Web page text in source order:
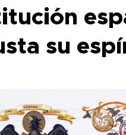
su